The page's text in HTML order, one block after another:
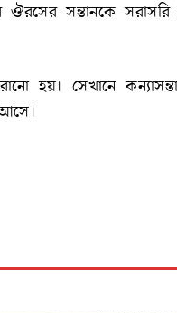
সন্তানকে সরাসরি
হয়। সেখানে